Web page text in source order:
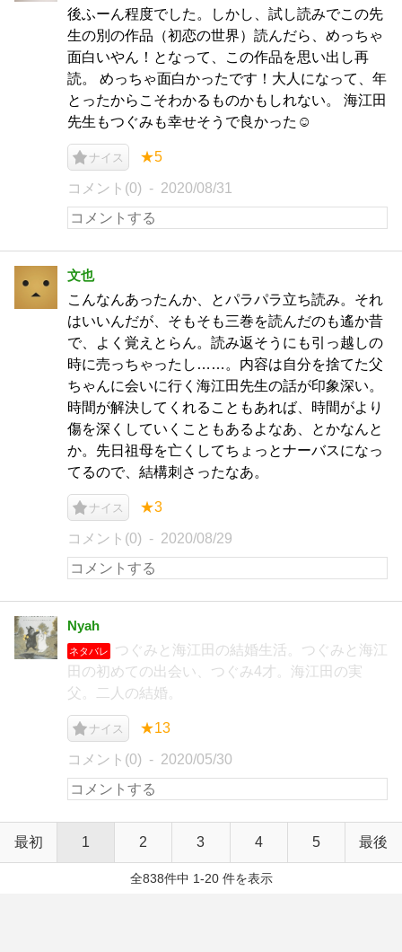
後ふーん程度でした。しかし、試し読みでこの先
生の別の作品（初恋の世界）読んだら、めっちゃ
面白いやん！となって、この作品を思い出し再
読。 めっちゃ面白かったです！大人になって、年
とったからこそわかるものかもしれない。 海江田
先生もつぐみも幸せそうで良かった☺︎
ナイス ★5
コメント(0) 2020/08/31
文也
こんなんあったんか、とパラパラ立ち読み。それ
はいいんだが、そもそも三巻を読んだのも遙か昔
で、よく覚えとらん。読み返そうにも引っ越しの
時に売っちゃったし……。内容は自分を捨てた父
ちゃんに会いに行く海江田先生の話が印象深い。
時間が解決してくれることもあれば、時間がより
傷を深くしていくこともあるよなあ、とかなんと
か。先日祖母を亡くしてちょっとナーバスになっ
てるので、結構刺さったなあ。
ナイス ★3
コメント(0) 2020/08/29
Nyah
ネタバレ
つぐみと海江田の結婚生活。つぐみと海江
田の初めての出会い、つぐみ4才。海江田の実
父。二人の結婚。
ナイス ★13
コメント(0) 2020/05/30
最初 1 2 3 4 5 最後
全838件中 1-20 件を表示